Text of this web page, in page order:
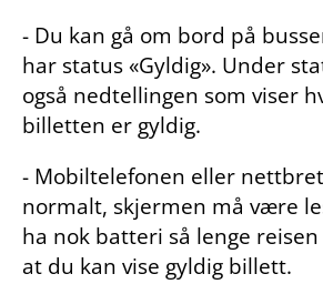
- Du kan gå om bord på
har status «Gyldig». Under
også nedtellingen som viser
billetten er gyldig.
- Mobiltelefonen eller
normalt, skjermen må være
ha nok batteri så lenge
at du kan vise gyldig billett.